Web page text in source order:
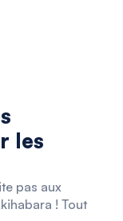
les
pas aux
! Tout